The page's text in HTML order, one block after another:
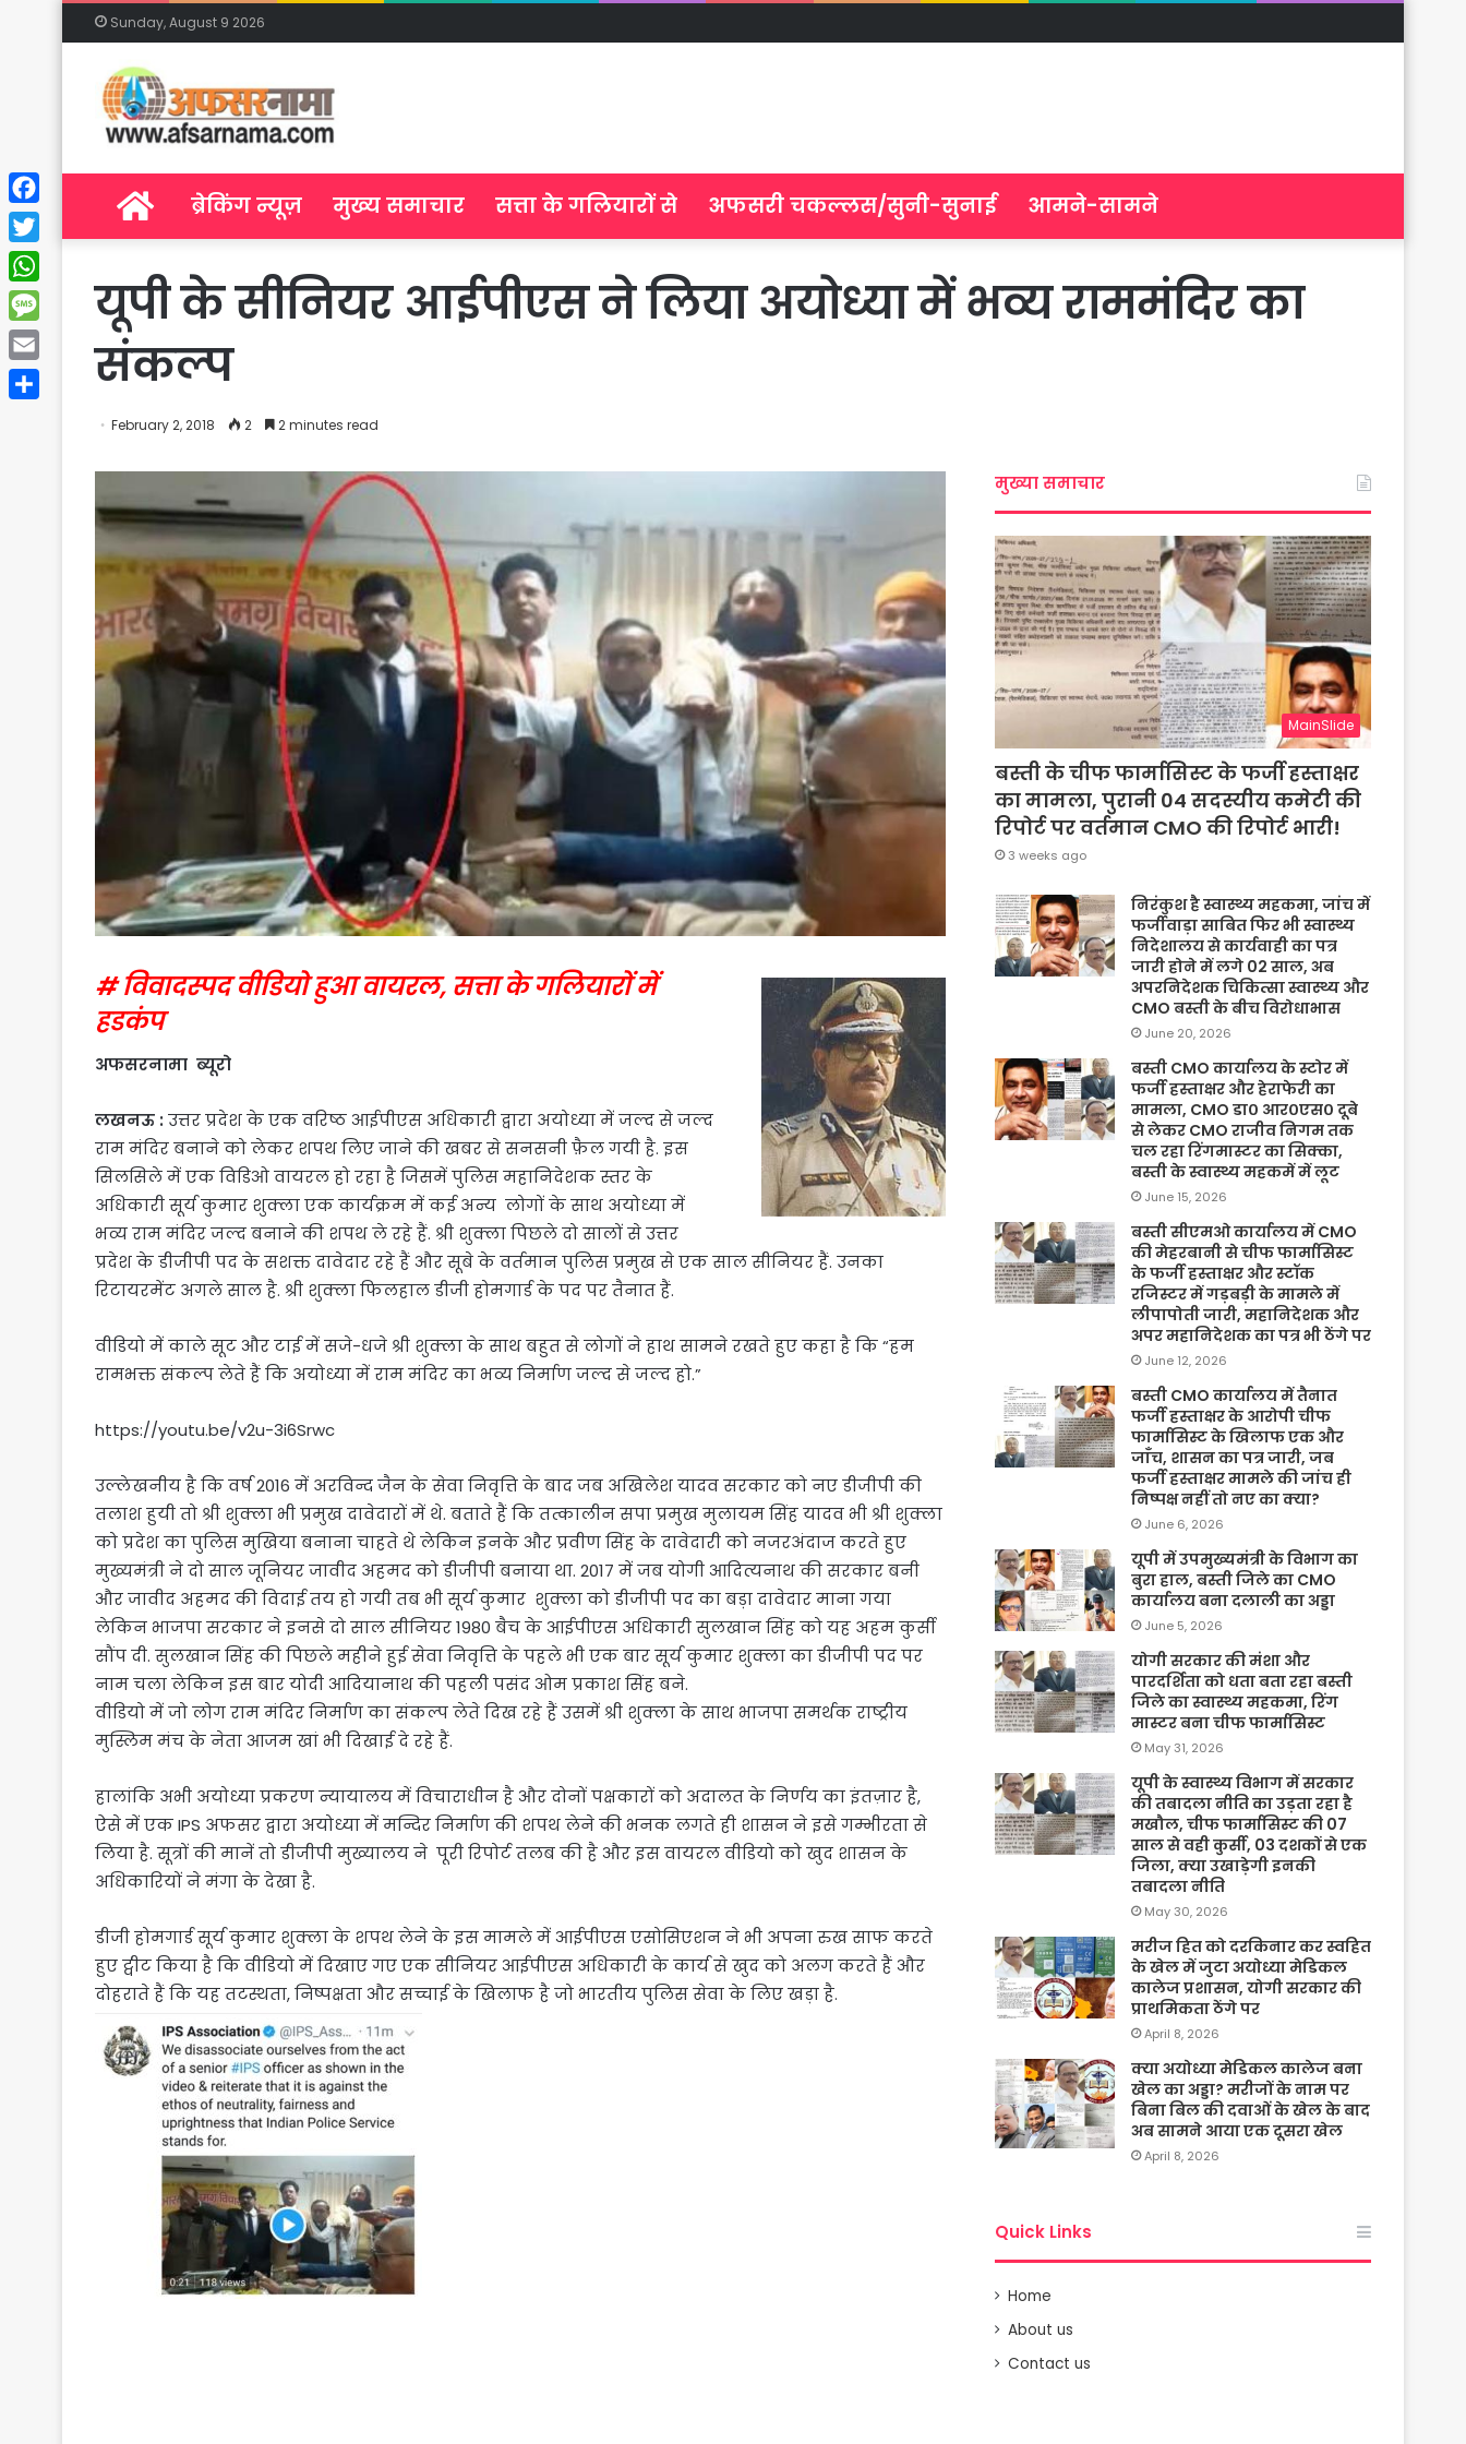
Sunday, August 9 2026
Homeब्रेकिंग न्यूज़ मुख्य समाचार सत्ता के गलियारों से अफसरी चकल्लस/सुनी-सुनाई आमने-सामने
यूपी के सीनियर आईपीएस ने लिया अयोध्या में भव्य राममंदिर का
संकल्प
February 2, 2018 2 2 minutes read
# विवादस्पद वीडियो हुआ वायरल, सत्ता के गलियारों में
हडकंप
अफसरनामा ब्यूरो
लखनऊ : उत्तर प्रदेश के एक वरिष्ठ आईपीएस अधिकारी द्वारा अयोध्या में जल्द से जल्द
राम मंदिर बनाने को लेकर शपथ लिए जाने की खबर से सनसनी फ़ैल गयी है. इस
सिलसिले में एक विडिओ वायरल हो रहा है जिसमें पुलिस महानिदेशक स्तर के
अधिकारी सूर्य कुमार शुक्ला एक कार्यक्रम में कई अन्य लोगों के साथ अयोध्या में
भव्य राम मंदिर जल्द बनाने की शपथ ले रहे हैं. श्री शुक्ला पिछले दो सालों से उत्तर
प्रदेश के डीजीपी पद के सशक्त दावेदार रहे हैं और सूबे के वर्तमान पुलिस प्रमुख से एक साल सीनियर हैं. उनका
रिटायरमेंट अगले साल है. श्री शुक्ला फिलहाल डीजी होमगार्ड के पद पर तैनात हैं.
वीडियो में काले सूट और टाई में सजे-धजे श्री शुक्ला के साथ बहुत से लोगों ने हाथ सामने रखते हुए कहा है कि “हम
रामभक्त संकल्प लेते हैं कि अयोध्या में राम मंदिर का भव्य निर्माण जल्द से जल्द हो.”
https://youtu.be/v2u-3i6Srwc
उल्लेखनीय है कि वर्ष 2016 में अरविन्द जैन के सेवा निवृत्ति के बाद जब अखिलेश यादव सरकार को नए डीजीपी की
तलाश हुयी तो श्री शुक्ला भी प्रमुख दावेदारों में थे. बताते हैं कि तत्कालीन सपा प्रमुख मुलायम सिंह यादव भी श्री शुक्ला
को प्रदेश का पुलिस मुखिया बनाना चाहते थे लेकिन इनके और प्रवीण सिंह के दावेदारी को नजरअंदाज करते हुए
मुख्यमंत्री ने दो साल जूनियर जावीद अहमद को डीजीपी बनाया था. 2017 में जब योगी आदित्यनाथ की सरकार बनी
और जावीद अहमद की विदाई तय हो गयी तब भी सूर्य कुमार शुक्ला को डीजीपी पद का बड़ा दावेदार माना गया
लेकिन भाजपा सरकार ने इनसे दो साल सीनियर 1980 बैच के आईपीएस अधिकारी सुलखान सिंह को यह अहम कुर्सी
सौंप दी. सुलखान सिंह की पिछले महीने हुई सेवा निवृत्ति के पहले भी एक बार सूर्य कुमार शुक्ला का डीजीपी पद पर
नाम चला लेकिन इस बार योदी आदियानाथ की पहली पसंद ओम प्रकाश सिंह बने.
वीडियो में जो लोग राम मंदिर निर्माण का संकल्प लेते दिख रहे हैं उसमें श्री शुक्ला के साथ भाजपा समर्थक राष्ट्रीय
मुस्लिम मंच के नेता आजम खां भी दिखाई दे रहे हैं.
हालांकि अभी अयोध्या प्रकरण न्यायालय में विचाराधीन है और दोनों पक्षकारों को अदालत के निर्णय का इंतज़ार है,
ऐसे में एक IPS अफसर द्वारा अयोध्या में मन्दिर निर्माण की शपथ लेने की भनक लगते ही शासन ने इसे गम्भीरता से
लिया है. सूत्रों की मानें तो डीजीपी मुख्यालय ने पूरी रिपोर्ट तलब की है और इस वायरल वीडियो को खुद शासन के
अधिकारियों ने मंगा के देखा है.
डीजी होमगार्ड सूर्य कुमार शुक्ला के शपथ लेने के इस मामले में आईपीएस एसोसिएशन ने भी अपना रुख साफ करते
हुए ट्वीट किया है कि वीडियो में दिखाए गए एक सीनियर आईपीएस अधिकारी के कार्य से खुद को अलग करते हैं और
दोहराते हैं कि यह तटस्थता, निष्पक्षता और सच्चाई के खिलाफ है जो भारतीय पुलिस सेवा के लिए खड़ा है.
मुख्या समाचार
MainSlide
बस्ती के चीफ फार्मासिस्ट के फर्जी हस्ताक्षर
का मामला, पुरानी 04 सदस्यीय कमेटी की
रिपोर्ट पर वर्तमान CMO की रिपोर्ट भारी!
3 weeks ago
निरंकुश है स्वास्थ्य महकमा, जांच में
फर्जीवाड़ा साबित फिर भी स्वास्थ्य
निदेशालय से कार्यवाही का पत्र
जारी होने में लगे 02 साल, अब
अपरनिदेशक चिकित्सा स्वास्थ्य और
CMO बस्ती के बीच विरोधाभास
June 20, 2026
बस्ती CMO कार्यालय के स्टोर में
फर्जी हस्ताक्षर और हेराफेरी का
मामला, CMO डा० आर०एस० दूबे
से लेकर CMO राजीव निगम तक
चल रहा रिंगमास्टर का सिक्का,
बस्ती के स्वास्थ्य महकमें में लूट
June 15, 2026
बस्ती सीएमओ कार्यालय में CMO
की मेहरबानी से चीफ फार्मासिस्ट
के फर्जी हस्ताक्षर और स्टॉक
रजिस्टर में गड़बड़ी के मामले में
लीपापोती जारी, महानिदेशक और
अपर महानिदेशक का पत्र भी ठेंगे पर
June 12, 2026
बस्ती CMO कार्यालय में तैनात
फर्जी हस्ताक्षर के आरोपी चीफ
फार्मासिस्ट के खिलाफ एक और
जाँच, शासन का पत्र जारी, जब
फर्जी हस्ताक्षर मामले की जांच ही
निष्पक्ष नहीं तो नए का क्या?
June 6, 2026
यूपी में उपमुख्यमंत्री के विभाग का
बुरा हाल, बस्ती जिले का CMO
कार्यालय बना दलाली का अड्डा
June 5, 2026
योगी सरकार की मंशा और
पारदर्शिता को धता बता रहा बस्ती
जिले का स्वास्थ्य महकमा, रिंग
मास्टर बना चीफ फार्मासिस्ट
May 31, 2026
यूपी के स्वास्थ्य विभाग में सरकार
की तबादला नीति का उड़ता रहा है
मखौल, चीफ फार्मासिस्ट की 07
साल से वही कुर्सी, 03 दशकों से एक
जिला, क्या उखाड़ेगी इनकी
तबादला नीति
May 30, 2026
मरीज हित को दरकिनार कर स्वहित
के खेल में जुटा अयोध्या मेडिकल
कालेज प्रशासन, योगी सरकार की
प्राथमिकता ठेंगे पर
April 8, 2026
क्या अयोध्या मेडिकल कालेज बना
खेल का अड्डा? मरीजों के नाम पर
बिना बिल की दवाओं के खेल के बाद
अब सामने आया एक दूसरा खेल
April 8, 2026
Quick Links
Home
About us
Contact us
Facebook
Twitter
WhatsApp
Message
Email